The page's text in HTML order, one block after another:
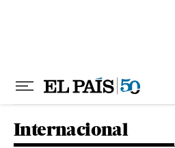
Internacional